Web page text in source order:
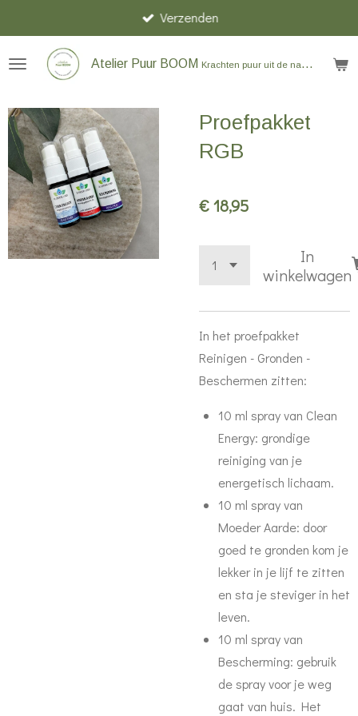
direct
naar
hoofdinhoud
Atelier Puur BOOM Krachten puur uit de natuur
Verzenden
Proefpakket
RGB
€ 18,95
In
winkelwagen
In het proefpakket
Reinigen - Gronden -
Beschermen zitten:
10 ml spray van Clean
Energy: grondige
reiniging van je
energetisch lichaam.
10 ml spray van
Moeder Aarde: door
goed te gronden kom je
lekker in je lijf te zitten
en sta je steviger in het
leven.
10 ml spray van
Bescherming: gebruik
de spray voor je weg
gaat van huis. Het